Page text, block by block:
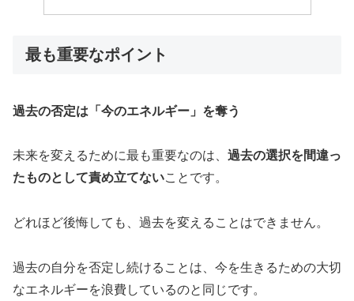
最も重要なポイント
過去の否定は「今のエネルギー」を奪う
未来を変えるために最も重要なのは、 過去の選択を間違っ
たものとして責め立てないことです。
どれほど後悔しても、過去を変えることはできません。
過去の自分を否定し続けることは、今を生きるための大切
なエネルギーを浪費しているのと同じです。